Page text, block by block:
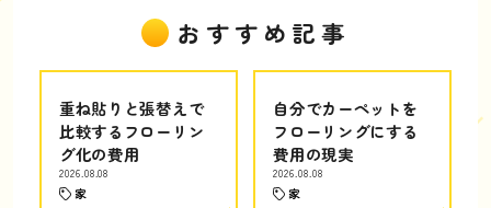
おすすめ記事
重ね貼りと張替えで
比較するフローリン
グ化の費用
2026.08.08
家
自分でカーペットを
フローリングにする
費用の現実
2026.08.08
家